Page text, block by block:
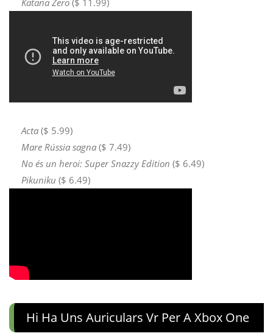
Katana Zero ($ 11.99)
Acta ($ 5.99)
Mare Rússia sagna ($ 7.49)
No és un heroi: Super Snazzy Edition ($ 6.49)
Pikuniku ($ 6.49)
Hi Ha Uns Auriculars Vr Per A Xbox One